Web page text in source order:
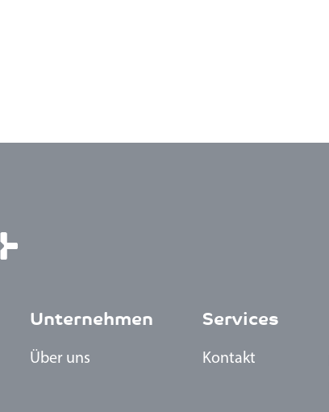
Unternehmen
Über uns
Services
Kontakt